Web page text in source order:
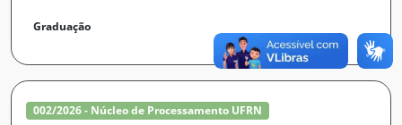
Graduação
002/2026 - Núcleo de Processamento UFRN